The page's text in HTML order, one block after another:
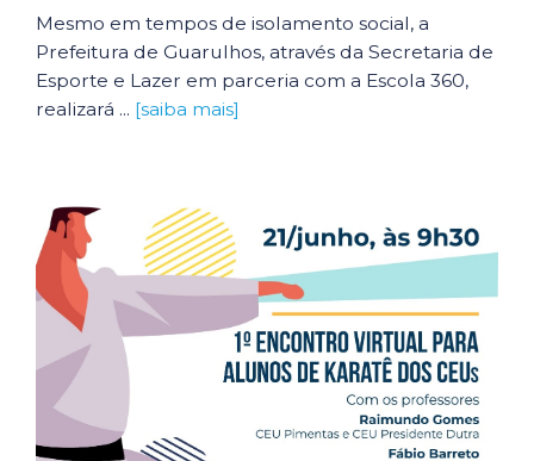
Mesmo em tempos de isolamento social, a
Prefeitura de Guarulhos, através da Secretaria de
Esporte e Lazer em parceria com a Escola 360,
realizará ... [saiba mais]